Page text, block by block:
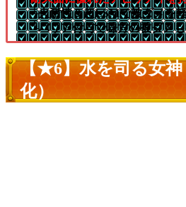
└火耐性＆超LSMで被ダメを
└バリア付与で味方の被ダメ
【★6】水を司る女神
化）